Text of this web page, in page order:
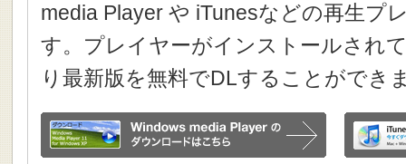
media Player や iTunesなどの再生プ
す。プレイヤーがインストールされ
り最新版を無料でDLすることができ